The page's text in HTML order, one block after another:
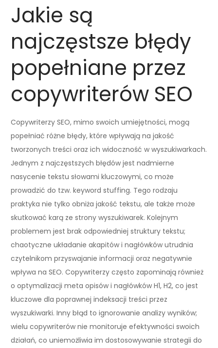
Jakie są
najczęstsze błędy
popełniane przez
copywriterów SEO
Copywriterzy SEO, mimo swoich umiejętności, mogą
popełniać różne błędy, które wpływają na jakość
tworzonych treści oraz ich widoczność w wyszukiwarkach.
Jednym z najczęstszych błędów jest nadmierne
nasycenie tekstu słowami kluczowymi, co może
prowadzić do tzw. keyword stuffing. Tego rodzaju
praktyka nie tylko obniża jakość tekstu, ale także może
skutkować karą ze strony wyszukiwarek. Kolejnym
problemem jest brak odpowiedniej struktury tekstu;
chaotyczne układanie akapitów i nagłówków utrudnia
czytelnikom przyswajanie informacji oraz negatywnie
wpływa na SEO. Copywriterzy często zapominają również
o optymalizacji meta opisów i nagłówków H1, H2, co jest
kluczowe dla poprawnej indeksacji treści przez
wyszukiwarki. Inny błąd to ignorowanie analizy wyników;
wielu copywriterów nie monitoruje efektywności swoich
działań, co uniemożliwia im dostosowywanie strategii do